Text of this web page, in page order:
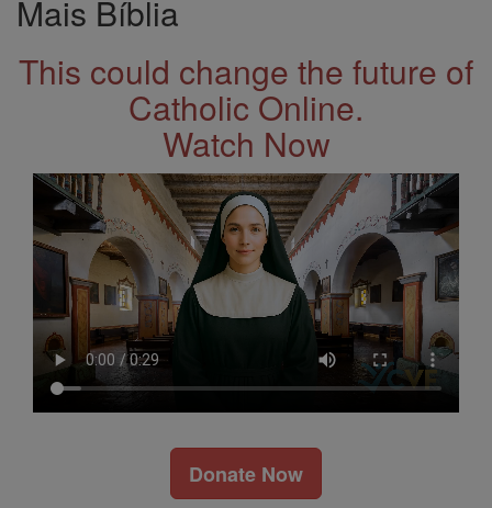
Mais Bíblia
This could change the future of
Catholic Online.
Watch Now
Donate Now